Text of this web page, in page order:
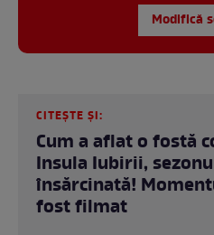
Modifică
CITEȘTE ȘI:
Cum a aflat o fostă
Insula Iubirii,
însărcinată!
fost filmat